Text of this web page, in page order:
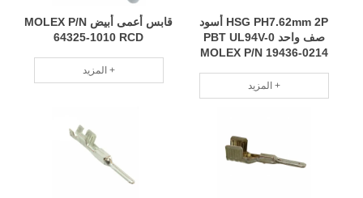
قابس أعمى أبيض MOLEX P/N
64325-1010 RCD
المزيد +
HSG PH7.62mm 2P أسود
صف واحد PBT UL94V-0
MOLEX P/N 19436-0214
المزيد +